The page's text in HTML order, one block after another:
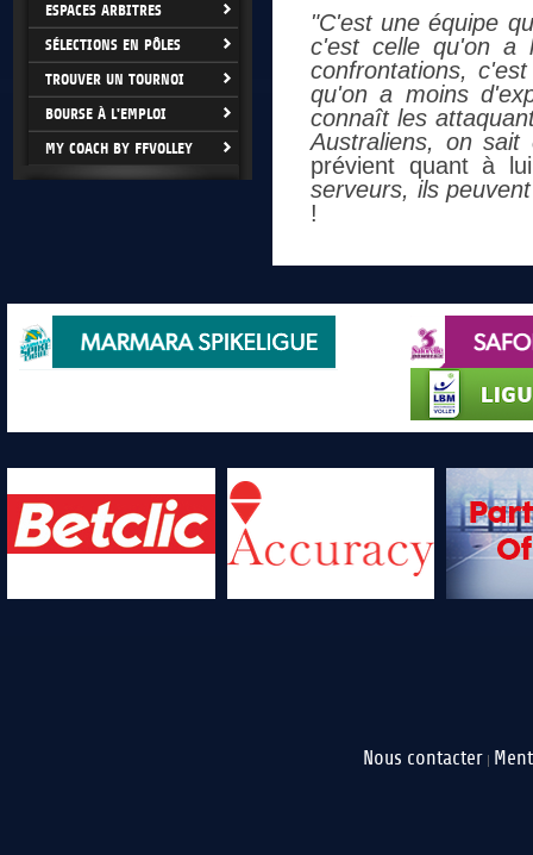
ESPACES ARBITRES
SÉLECTIONS EN PÔLES
TROUVER UN TOURNOI
BOURSE À L'EMPLOI
MY COACH BY FFVOLLEY
"C'est une équipe
c'est celle qu'on a
confrontations,
qu'on a moins
connaît les
Australiens, on sait
prévient quant à
serveurs, ils
!
Nous contacter |